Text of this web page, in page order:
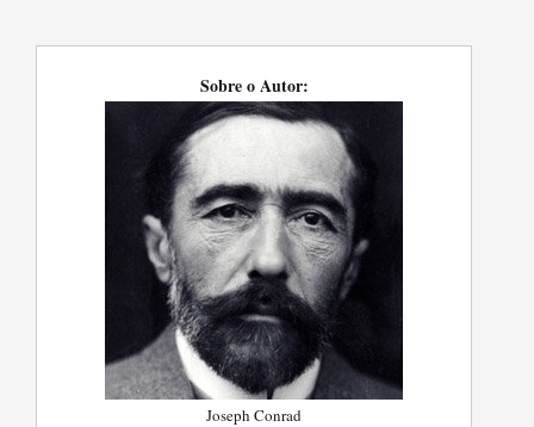
Sobre o Autor:
Joseph Conrad